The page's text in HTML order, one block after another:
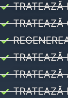
TRATEAZĂ
TRATEAZĂ
TRATEAZĂ
TRATEAZĂ
TRATEAZĂ